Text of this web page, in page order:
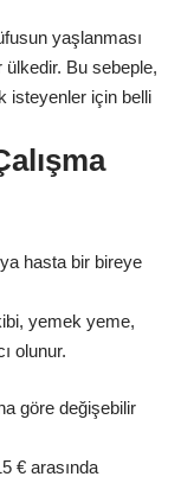
yaşlanması
ülkedir. Bu sebeple,
isteyenler için belli
hasta bir bireye
yemek yeme,
olunur.
göre değişebilir
€ arasında